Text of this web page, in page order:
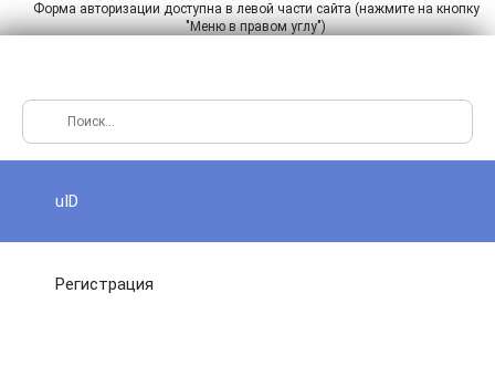
Форма авторизации доступна в левой части сайта (нажмите на кнопку
"Меню в правом углу")
uID
Регистрация